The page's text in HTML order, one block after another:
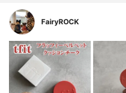
FairyROCK